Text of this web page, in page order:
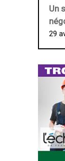
Un
29